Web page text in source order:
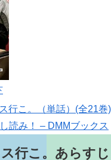
行こ。（単話）(全21
読み！ – DMMブックス
行こ。あらす